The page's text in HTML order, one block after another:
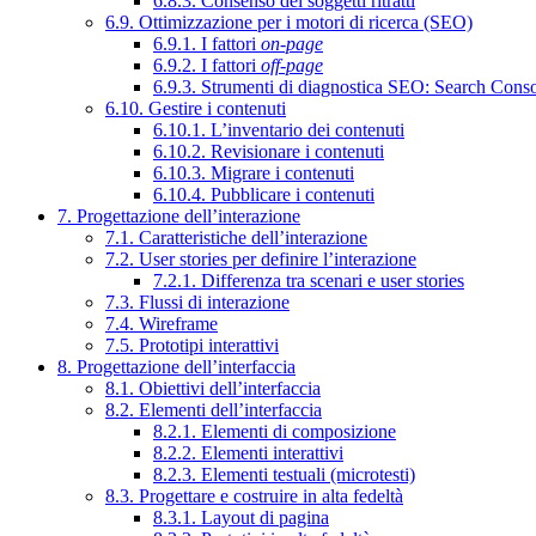
6.9. Ottimizzazione per i motori di ricerca (SEO)
6.9.1. I fattori on-page
6.9.2. I fattori off-page
6.9.3. Strumenti di diagnostica SEO: Search
6.10. Gestire i contenuti
6.10.1. L’inventario dei contenuti
6.10.2. Revisionare i contenuti
6.10.3. Migrare i contenuti
6.10.4. Pubblicare i contenuti
7. Progettazione dell’interazione
7.1. Caratteristiche dell’interazione
7.2. User stories per definire l’interazione
7.2.1. Differenza tra scenari e user stories
7.3. Flussi di interazione
7.4. Wireframe
7.5. Prototipi interattivi
8. Progettazione dell’interfaccia
8.1. Obiettivi dell’interfaccia
8.2. Elementi dell’interfaccia
8.2.1. Elementi di composizione
8.2.2. Elementi interattivi
8.2.3. Elementi testuali (microtesti)
8.3. Progettare e costruire in alta fedeltà
8.3.1. Layout di pagina